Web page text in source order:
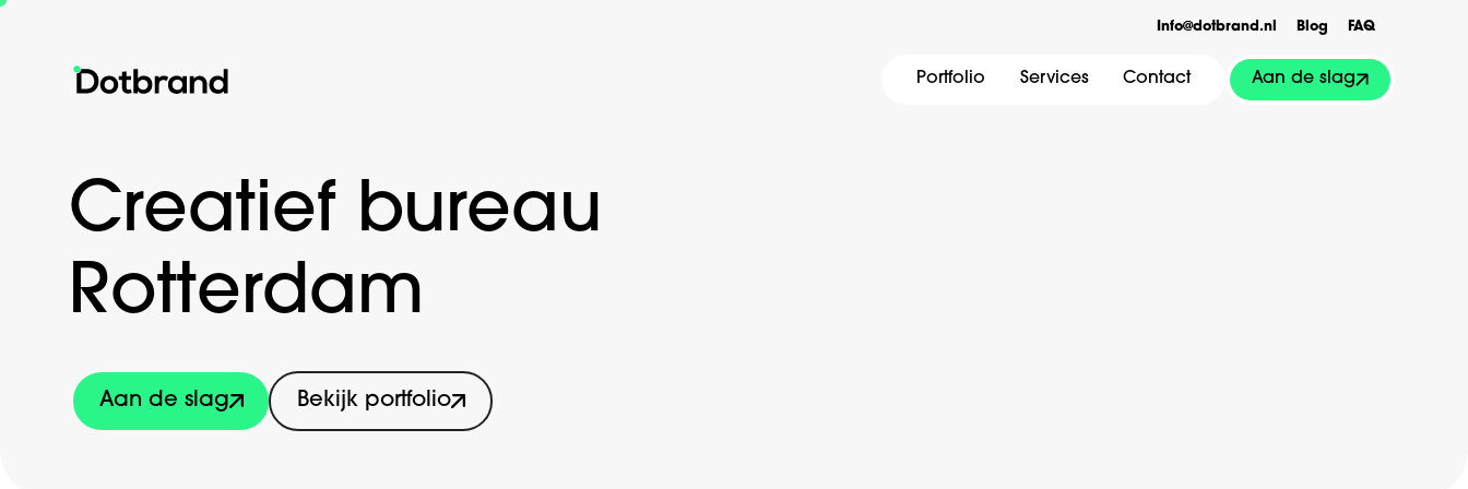
Info@dotbrand.nl Blog FAQ
Portfolio Services Contact Aan de slag
Creatief bureau
Rotterdam
Aan de slag Bekijk portfolio